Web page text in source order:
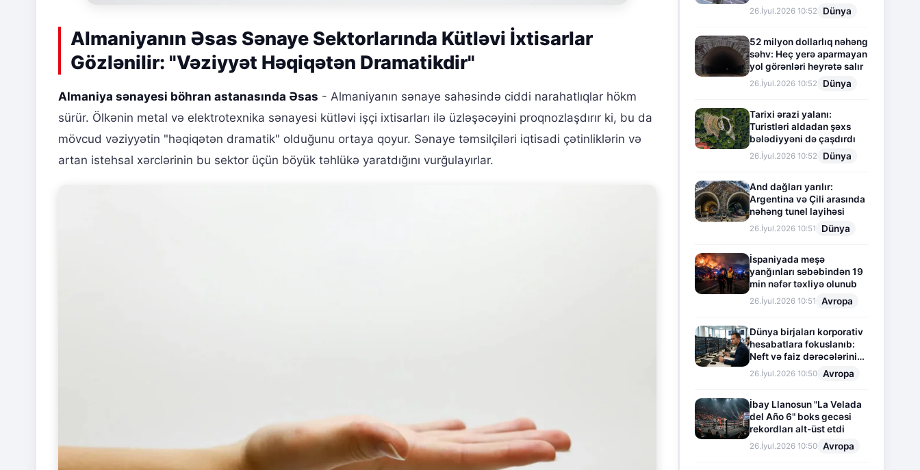
Almaniyanın Əsas Sənaye Sektorlarında Kütləvi İxtisarlar
Gözlənilir: "Vəziyyət Həqiqətən Dramatikdir"
Almaniya sənayesi böhran astanasında Əsas - Almaniyanın sənaye sahəsində ciddi narahatlıqlar hökm
sürür. Ölkənin metal və elektrotexnika sənayesi kütləvi işçi ixtisarları ilə üzləşəcəyini proqnozlaşdırır ki, bu da
mövcud vəziyyətin "həqiqətən dramatik" olduğunu ortaya qoyur. Sənaye təmsilçiləri iqtisadi çətinliklərin və
artan istehsal xərclərinin bu sektor üçün böyük təhlükə yaratdığını vurğulayırlar.
26.İyul.2026 10:52 Dünya
52 milyon dollarlıq nəhəng
səhv: Heç yerə aparmayan
yol görənləri heyrətə salır
26.İyul.2026 10:52 Dünya
Tarixi ərazi yalanı:
Turistləri aldadan şəxs
bələdiyyəni də çaşdırdı
26.İyul.2026 10:52 Dünya
And dağları yarılır:
Argentina və Çili arasında
nəhəng tunel layihəsi
26.İyul.2026 10:51 Dünya
İspaniyada meşə
yanğınları səbəbindən 19
min nəfər təxliyə olunub
26.İyul.2026 10:51 Avropa
Dünya birjaları korporativ
hesabatlara fokuslanıb:
Neft və faiz dərəcələrinin
təsiri altında cari vəziyyət
26.İyul.2026 10:50 Avropa
İbay Llanosun "La Velada
del Año 6" boks gecəsi
rekordları alt-üst etdi
26.İyul.2026 10:50 Avropa